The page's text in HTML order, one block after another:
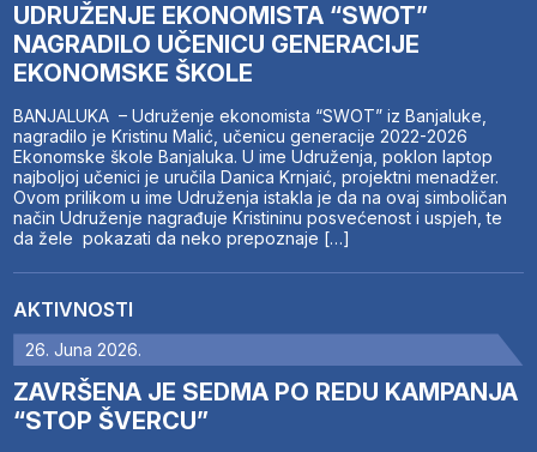
UDRUŽENJE EKONOMISTA “SWOT”
NAGRADILO UČENICU GENERACIJE
EKONOMSKE ŠKOLE
BANJALUKA – Udruženje ekonomista “SWOT” iz Banjaluke,
nagradilo je Kristinu Malić, učenicu generacije 2022-2026
Ekonomske škole Banjaluka. U ime Udruženja, poklon laptop
najboljoj učenici je uručila Danica Krnjaić, projektni menadžer.
Ovom prilikom u ime Udruženja istakla je da na ovaj simboličan
način Udruženje nagrađuje Kristininu posvećenost i uspjeh, te
da žele pokazati da neko prepoznaje […]
AKTIVNOSTI
26. Juna 2026.
ZAVRŠENA JE SEDMA PO REDU KAMPANJA
“STOP ŠVERCU”